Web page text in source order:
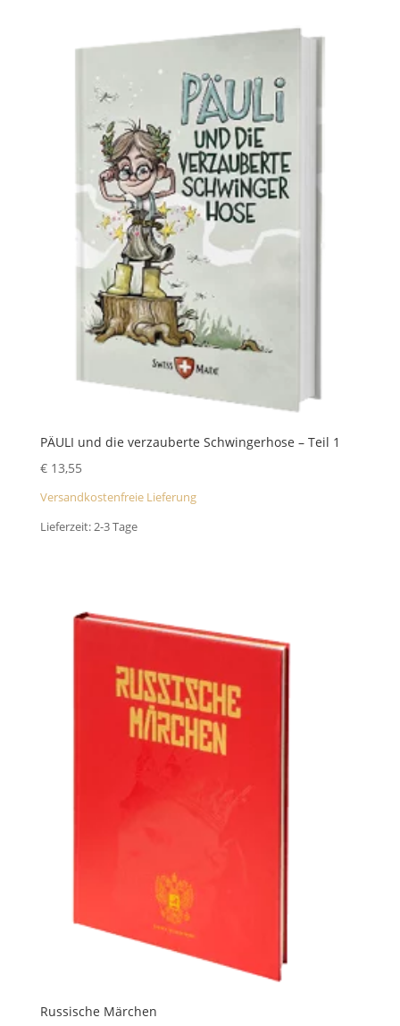
PÄULI und die verzauberte Schwingerhose – Teil 1
€13,55
Versandkostenfreie Lieferung
Lieferzeit:2-3 Tage
Russische Märchen